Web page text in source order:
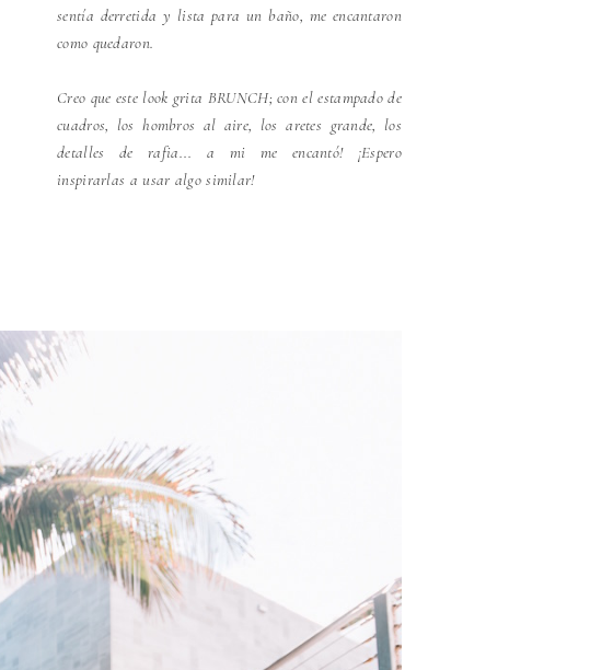
sentía derretida y lista para un baño, me encantaron
como quedaron.
Creo que este look grita BRUNCH; con el estampado de
cuadros, los hombros al aire, los aretes grande, los
detalles de rafia... a mi me encantó! ¡Espero
inspirarlas a usar algo similar!